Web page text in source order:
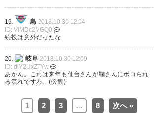
19. 鳥 2018.10.30 12:04
ID: ViMDc2MGQ0
続投は意外だったな
20. 岐阜 2018.10.30 12:09
ID: dlY2UxZTYw
あかん。これは来年も仙台さんが鞠さんにボコられ
る流れですわ。(傍観)
1 2 3 … 8 次へ »